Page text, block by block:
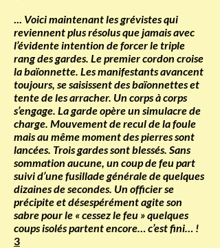
... Voici maintenant les grévistes qui
reviennent plus résolus que jamais avec
l’évidente intention de forcer le triple
rang des gardes. Le premier cordon croise
la baïonnette. Les manifestants avancent
toujours, se saisissent des baïonnettes et
tente de les arracher. Un corps à corps
s’engage. La garde opère un simulacre de
charge. Mouvement de recul de la foule
mais au même moment des pierres sont
lancées. Trois gardes sont blessés. Sans
sommation aucune, un coup de feu part
suivi d’une fusillade générale de quelques
dizaines de secondes. Un officier se
précipite et désespérément agite son
sabre pour le « cessez le feu » quelques
coups isolés partent encore… c’est fini… !
3